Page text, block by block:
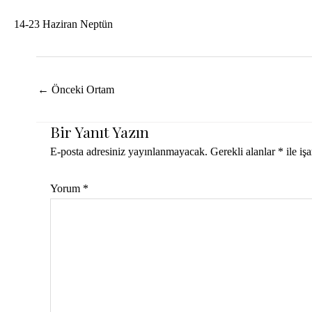
14-23 Haziran Neptün
Yazı
← Önceki Ortam
Bir Yanıt Yazın
E-posta adresiniz yayınlanmayacak. Gerekli alanlar * ile
Yorum *